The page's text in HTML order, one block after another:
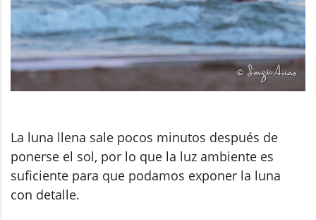
La luna llena sale pocos minutos después de
ponerse el sol, por lo que la luz ambiente es
suficiente para que podamos exponer la luna
con detalle.